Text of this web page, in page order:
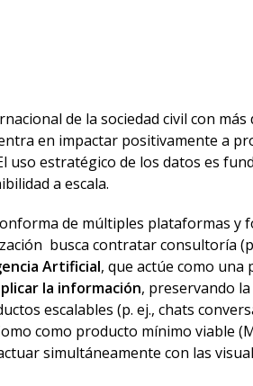
de la sociedad civil con
en impactar positivamente a
uso estratégico de los datos es
a escala.
de múltiples plataformas
busca contratar consultoría
Artificial, que actúe como
la información, preservando
escalables (p. ej., chats
como producto mínimo
simultáneamente con las